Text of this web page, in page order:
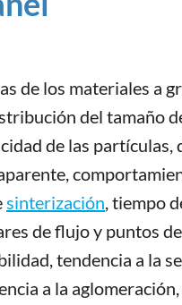
de los materiales a
del tamaño
de las partículas,
sinterización, tiempo
de flujo y puntos
tendencia a la
a la